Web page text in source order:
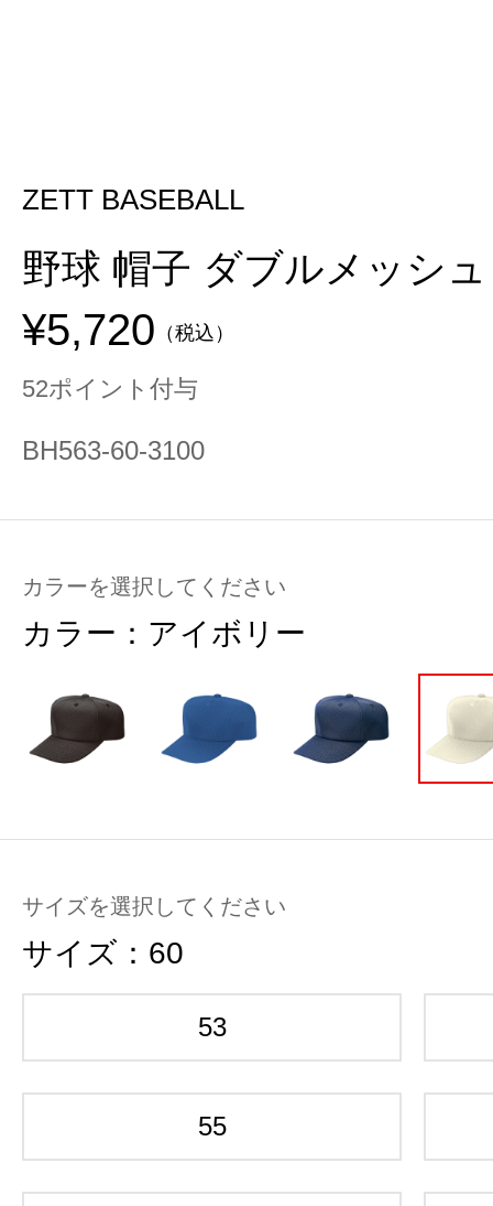
ZETT BASEBALL
野球 帽子 ダブルメッシ
¥5,720 （税込）
52ポイント付与
BH563-60-3100
カラーを選択してください
カラー： アイボリー
サイズを選択してください
サイズ： 60
53
55